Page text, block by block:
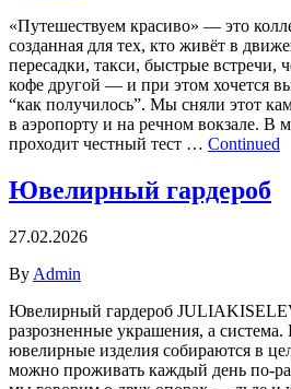
«Путешествуем красиво» — это
созданная для тех, кто живёт в
пересадки, такси, быстрые встречи,
кофе другой — и при этом хочется
“как получилось”. Мы сняли этот
в аэропорту и на речном вокзале. В
проходит честный тест … Continued
Ювелирный гардероб
27.02.2026
By Admin
Ювелирный гардероб
разрозненные украшения, а
ювелирные изделия собираются в
можно проживать каждый день по-